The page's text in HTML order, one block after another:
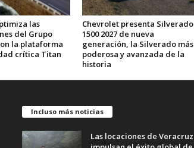
las
del Grupo
la plataforma
crítica Titan
Chevrolet presenta Silverado
1500 2027 de nueva
generación, la Silverado más
poderosa y avanzada de la
historia
Incluso más noticias
Las locaciones de Veracruz